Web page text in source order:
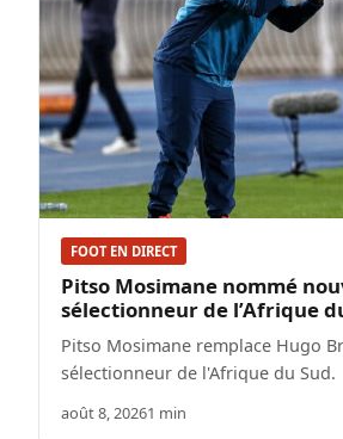
FOOT EN DIRECT
Pitso Mosimane nommé
sélectionneur de l’Afrique
Pitso Mosimane remplace Hugo
sélectionneur de l'Afrique du Sud.
août 8, 20261 min